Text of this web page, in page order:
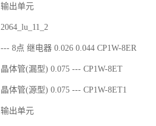
输出单元
2064_lu_11_2
--- 8点 继电器 0.026 0.044 CP1W-8ER
晶体管(漏型) 0.075 --- CP1W-8ET
晶体管(源型) 0.075 --- CP1W-8ET1
输出单元